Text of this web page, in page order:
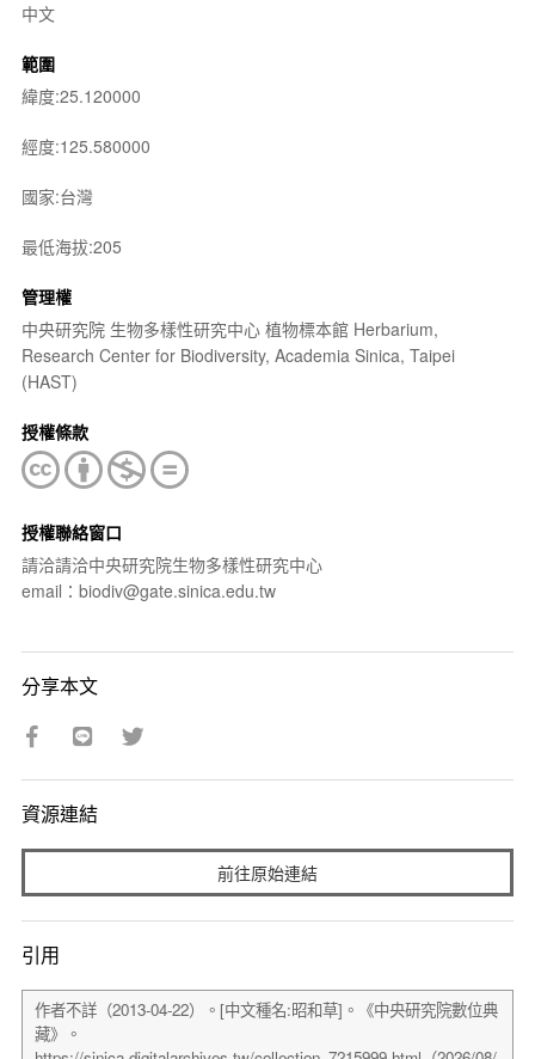
中文
範圍
緯度:25.120000
經度:125.580000
國家:台灣
最低海拔:205
管理權
中央研究院 生物多樣性研究中心 植物標本館 Herbarium,
Research Center for Biodiversity, Academia Sinica, Taipei
(HAST)
授權條款
授權聯絡窗口
請洽請洽中央研究院生物多樣性研究中心
email：biodiv@gate.sinica.edu.tw
分享本文
資源連結
前往原始連結
引用